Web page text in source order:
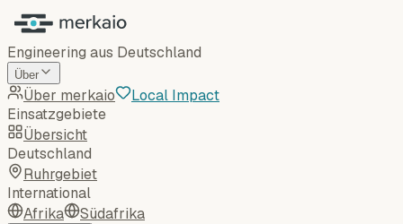
Engineering aus Deutschland
Über
Über merkaio
Local Impact
Einsatzgebiete
Übersicht
Deutschland
Ruhrgebiet
International
Afrika
Südafrika